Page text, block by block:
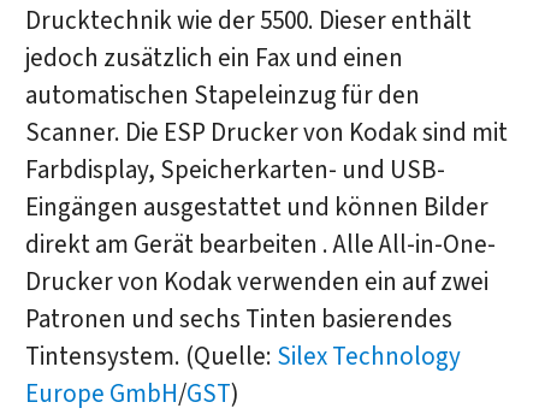
Drucktechnik wie der 5500. Dieser enthält
jedoch zusätzlich ein Fax und einen
automatischen Stapeleinzug für den
Scanner. Die ESP Drucker von Kodak sind mit
Farbdisplay, Speicherkarten- und USB-
Eingängen ausgestattet und können Bilder
direkt am Gerät bearbeiten . Alle All-in-One-
Drucker von Kodak verwenden ein auf zwei
Patronen und sechs Tinten basierendes
Tintensystem. (Quelle: Silex Technology
Europe GmbH/GST)